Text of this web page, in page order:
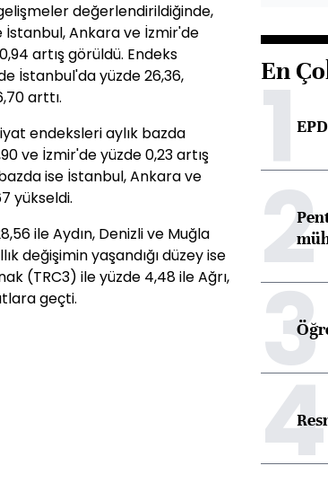
değerlendirildiğinde,
İstanbul, Ankara ve İzmir'de
artış görüldü. Endeks
İstanbul'da yüzde 26,36,
arttı.
endeksleri aylık bazda
ve İzmir'de yüzde 0,23 artış
ise İstanbul, Ankara ve
yükseldi.
ile Aydın, Denizli ve Muğla
değişimin yaşandığı düzey ise
(TRC3) ile yüzde 4,48 ile Ağrı,
geçti.
En
1
2
3
4